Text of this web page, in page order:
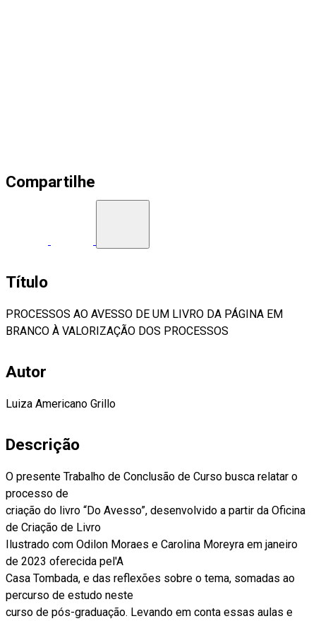
Compartilhe
Título
PROCESSOS AO AVESSO DE UM LIVRO DA PÁGINA EM
BRANCO À VALORIZAÇÃO DOS PROCESSOS
Autor
Luiza Americano Grillo
Descrição
O presente Trabalho de Conclusão de Curso busca relatar o
processo de
criação do livro “Do Avesso”, desenvolvido a partir da Oficina
de Criação de Livro
Ilustrado com Odilon Moraes e Carolina Moreyra em janeiro
de 2023 oferecida pel'A
Casa Tombada, e das reflexões sobre o tema, somadas ao
percurso de estudo neste
curso de pós-graduação. Levando em conta essas aulas e